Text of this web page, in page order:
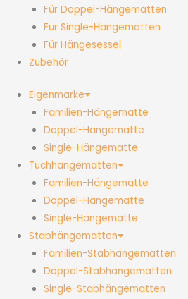
Für Doppel-Hängematten
Für Single-Hängematten
Für Hängesessel
Zubehör
Eigenmarke
Familien-Hängematte
Doppel-Hängematte
Single-Hängematte
Tuchhängematten
Familien-Hängematte
Doppel-Hängematte
Single-Hängematte
Stabhängematten
Familien-Stabhängematten
Doppel-Stabhängematten
Single-Stabhängematten